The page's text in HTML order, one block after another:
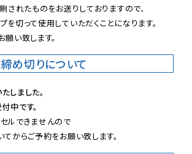
されたものをお送りしておりますので、
を切って使用していただくことになります。
い致します。
め切りについて
しました。
中です。
ルできませんので
てからご予約をお願い致します。